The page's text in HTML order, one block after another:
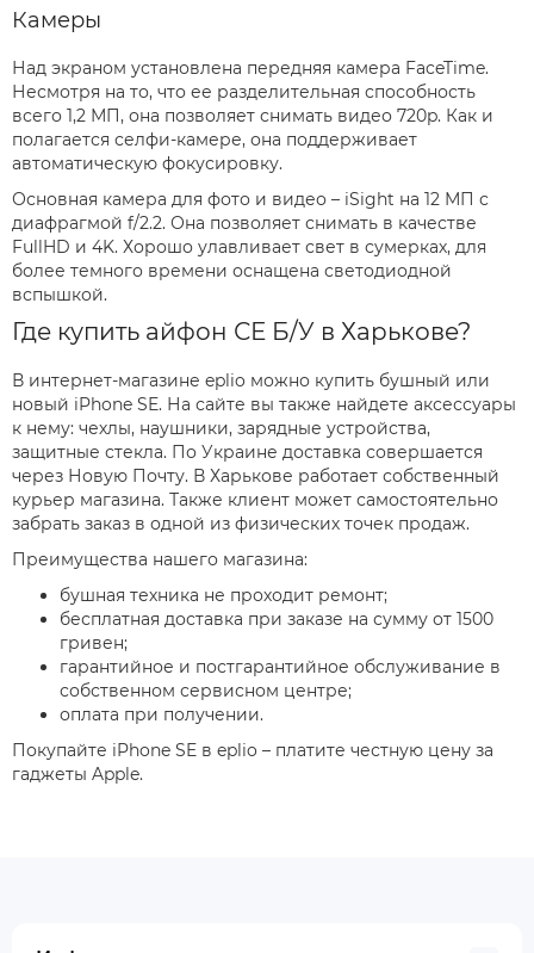
Камеры
Над экраном установлена передняя камера FaceTime.
Несмотря на то, что ее разделительная способность
всего 1,2 МП, она позволяет снимать видео 720p. Как и
полагается селфи-камере, она поддерживает
автоматическую фокусировку.
Основная камера для фото и видео – iSight на 12 МП с
диафрагмой f/2.2. Она позволяет снимать в качестве
FullHD и 4K. Хорошо улавливает свет в сумерках, для
более темного времени оснащена светодиодной
вспышкой.
Где купить айфон СЕ Б/У в Харькове?
В интернет-магазине eplio можно купить бушный или
новый iPhone SE. На сайте вы также найдете аксессуары
к нему: чехлы, наушники, зарядные устройства,
защитные стекла. По Украине доставка совершается
через Новую Почту. В Харькове работает собственный
курьер магазина. Также клиент может самостоятельно
забрать заказ в одной из физических точек продаж.
Преимущества нашего магазина:
бушная техника не проходит ремонт;
бесплатная доставка при заказе на сумму от 1500
гривен;
гарантийное и постгарантийное обслуживание в
собственном сервисном центре;
оплата при получении.
Покупайте iPhone SE в eplio – платите честную цену за
гаджеты Apple.